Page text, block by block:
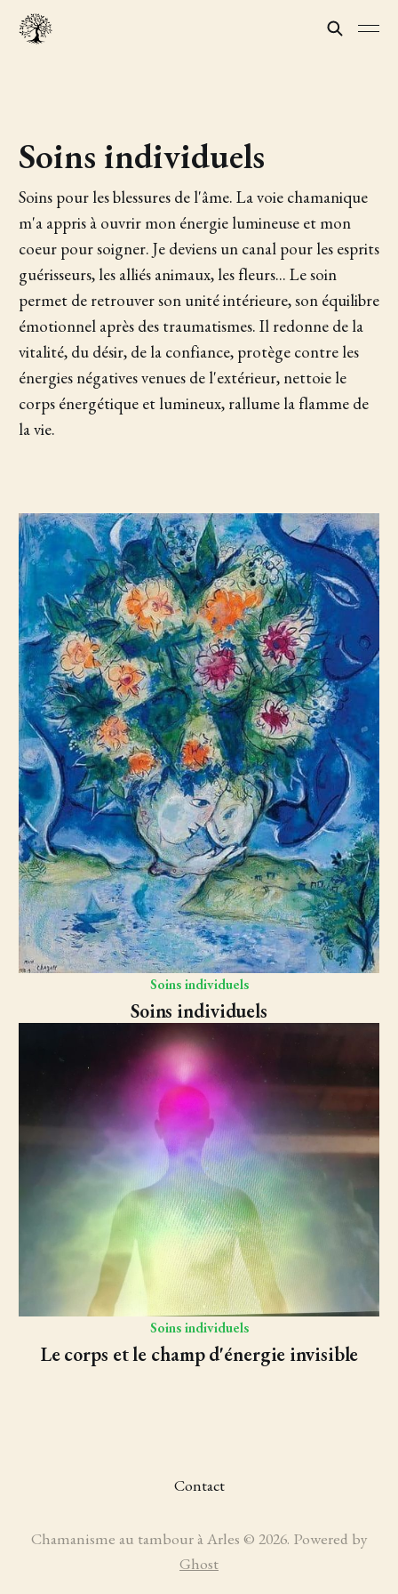
Soins individuels
Soins pour les blessures de l'âme. La voie chamanique
m'a appris à ouvrir mon énergie lumineuse et mon
coeur pour soigner. Je deviens un canal pour les esprits
guérisseurs, les alliés animaux, les fleurs... Le soin
permet de retrouver son unité intérieure, son équilibre
émotionnel après des traumatismes. Il redonne de la
vitalité, du désir, de la confiance, protège contre les
énergies négatives venues de l'extérieur, nettoie le
corps énergétique et lumineux, rallume la flamme de
la vie.
Soins individuels
Soins individuels
Soins individuels
Le corps et le champ d'énergie invisible
Contact
Chamanisme au tambour à Arles © 2026. Powered by
Ghost